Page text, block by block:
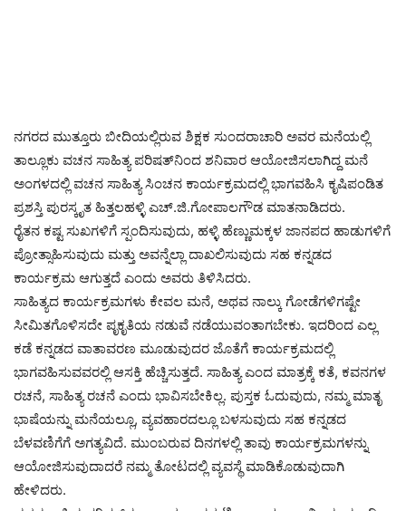
ನಗರದ ಮುತ್ತೂರು ಬೀದಿಯಲ್ಲಿರುವ ಶಿಕ್ಷಕ ಸುಂದರಾಚಾರಿ ಅವರ ಮನೆಯಲ್ಲಿ
ತಾಲ್ಲೂಕು ವಚನ ಸಾಹಿತ್ಯ ಪರಿಷತ್‌ನಿಂದ ಶನಿವಾರ ಆಯೋಜಿಸಲಾಗಿದ್ದ ಮನೆ
ಅಂಗಳದಲ್ಲಿ ವಚನ ಸಾಹಿತ್ಯ ಸಿಂಚನ ಕಾರ್ಯಕ್ರಮದಲ್ಲಿ ಭಾಗವಹಿಸಿ ಕೃಷಿಪಂಡಿತ
ಪ್ರಶಸ್ತಿ ಪುರಸ್ಕೃತ ಹಿತ್ತಲಹಳ್ಳಿ ಎಚ್‌.ಜಿ.ಗೋಪಾಲಗೌಡ ಮಾತನಾಡಿದರು.
ರೈತನ ಕಷ್ಟ ಸುಖಗಳಿಗೆ ಸ್ಪಂದಿಸುವುದು, ಹಳ್ಳಿ ಹೆಣ್ಣುಮಕ್ಕಳ ಜಾನಪದ ಹಾಡುಗಳಿಗೆ
ಪ್ರೋತ್ಸಾಹಿಸುವುದು ಮತ್ತು ಅವನ್ನೆಲ್ಲಾ ದಾಖಲಿಸುವುದು ಸಹ ಕನ್ನಡದ
ಕಾರ್ಯಕ್ರಮ ಆಗುತ್ತದೆ ಎಂದು ಅವರು ತಿಳಿಸಿದರು.
ಸಾಹಿತ್ಯದ ಕಾರ್ಯಕ್ರಮಗಳು ಕೇವಲ ಮನೆ, ಅಥವ ನಾಲ್ಕು ಗೋಡೆಗಳಿಗಷ್ಟೇ
ಸೀಮಿತಗೊಳಿಸದೇ ಪೃಕೃತಿಯ ನಡುವೆ ನಡೆಯುವಂತಾಗಬೇಕು. ಇದರಿಂದ ಎಲ್ಲ
ಕಡೆ ಕನ್ನಡದ ವಾತಾವರಣ ಮೂಡುವುದರ ಜೊತೆಗೆ ಕಾರ್ಯಕ್ರಮದಲ್ಲಿ
ಭಾಗವಹಿಸುವವರಲ್ಲಿ ಆಸಕ್ತಿ ಹೆಚ್ಚಿಸುತ್ತದೆ. ಸಾಹಿತ್ಯ ಎಂದ ಮಾತ್ರಕ್ಕೆ ಕತೆ, ಕವನಗಳ
ರಚನೆ, ಸಾಹಿತ್ಯ ರಚನೆ ಎಂದು ಭಾವಿಸಬೇಕಿಲ್ಲ. ಪುಸ್ತಕ ಓದುವುದು, ನಮ್ಮ ಮಾತೃ
ಭಾಷೆಯನ್ನು ಮನೆಯಲ್ಲೂ, ವ್ಯವಹಾರದಲ್ಲೂ ಬಳಸುವುದು ಸಹ ಕನ್ನಡದ
ಬೆಳವಣಿಗೆಗೆ ಅಗತ್ಯವಿದೆ. ಮುಂಬರುವ ದಿನಗಳಲ್ಲಿ ತಾವು ಕಾರ್ಯಕ್ರಮಗಳನ್ನು
ಆಯೋಜಿಸುವುದಾದರೆ ನಮ್ಮ ತೋಟದಲ್ಲಿ ವ್ಯವಸ್ಥೆ ಮಾಡಿಕೊಡುವುದಾಗಿ
ಹೇಳಿದರು.